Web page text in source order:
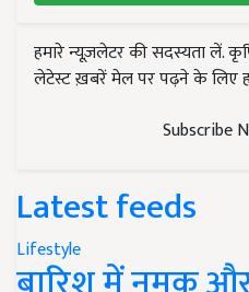
हमारे न्यूज़लेटर की सदस्यता लें.
लेटेस्ट ख़बरें मेल पर पढ़ने के लिए
Subscribe
Latest feeds
Lifestyle